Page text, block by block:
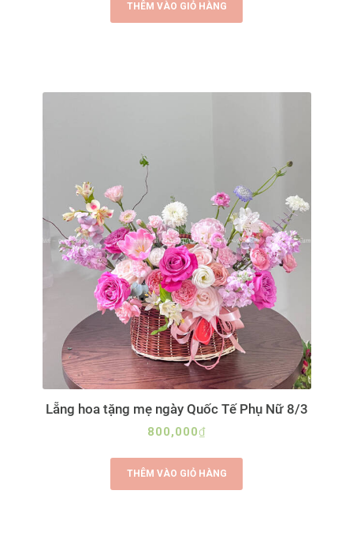
THÊM VÀO GIỎ HÀNG
Lẵng hoa tặng mẹ ngày Quốc Tế Phụ Nữ 8/3
800,000₫
THÊM VÀO GIỎ HÀNG